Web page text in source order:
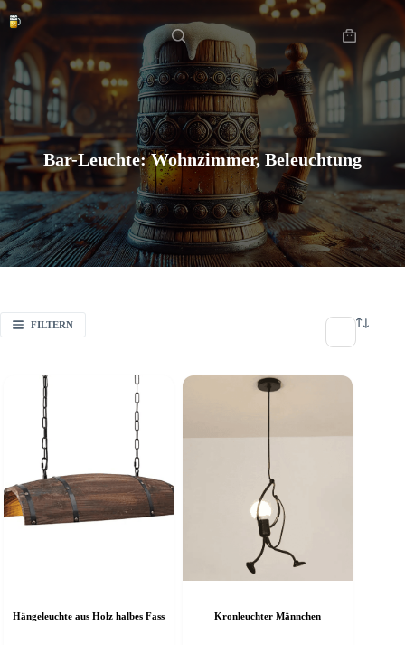
Zum
Inhalt
springen
Warenkorb
Startseite
Bar-Leuchte: Wohnzimmer, Beleuchtung
FILTERN
Hängeleuchte aus Holz halbes Fass Kronleuchter Männchen